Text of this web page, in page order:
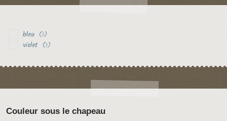
bleu (1)
violet (1)
Couleur sous le chapeau